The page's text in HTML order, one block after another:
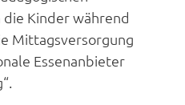
Kinder während
Mittagsversorgung
Essenanbieter